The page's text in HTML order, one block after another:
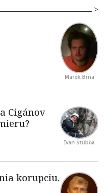
Marek Brna
Ivan Štubňa